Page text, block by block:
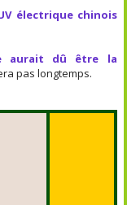
électrique chinois
aurait dû être la
pas longtemps.